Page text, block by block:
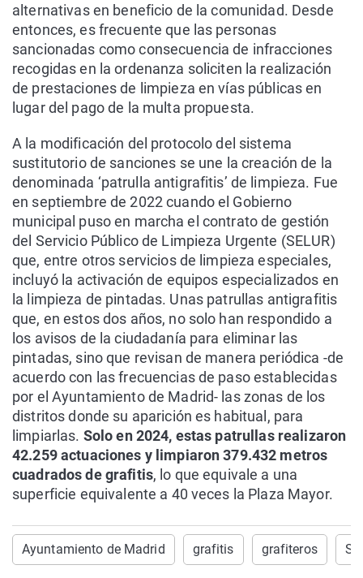
alternativas en beneficio de la comunidad. Desde
entonces, es frecuente que las personas
sancionadas como consecuencia de infracciones
recogidas en la ordenanza soliciten la realización
de prestaciones de limpieza en vías públicas en
lugar del pago de la multa propuesta.
A la modificación del protocolo del sistema
sustitutorio de sanciones se une la creación de la
denominada ‘patrulla antigrafitis’ de limpieza. Fue
en septiembre de 2022 cuando el Gobierno
municipal puso en marcha el contrato de gestión
del Servicio Público de Limpieza Urgente (SELUR)
que, entre otros servicios de limpieza especiales,
incluyó la activación de equipos especializados en
la limpieza de pintadas. Unas patrullas antigrafitis
que, en estos dos años, no solo han respondido a
los avisos de la ciudadanía para eliminar las
pintadas, sino que revisan de manera periódica -de
acuerdo con las frecuencias de paso establecidas
por el Ayuntamiento de Madrid- las zonas de los
distritos donde su aparición es habitual, para
limpiarlas. Solo en 2024, estas patrullas realizaron
42.259 actuaciones y limpiaron 379.432 metros
cuadrados de grafitis, lo que equivale a una
superficie equivalente a 40 veces la Plaza Mayor.
Ayuntamiento de Madrid grafitis grafiteros